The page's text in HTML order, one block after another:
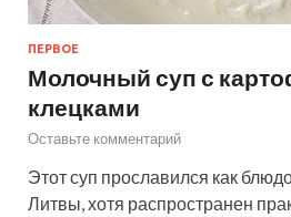
ПЕРВОЕ
Молочный суп с
клецками
Оставьте комментарий
Этот суп прославился как
Литвы, хотя распространен